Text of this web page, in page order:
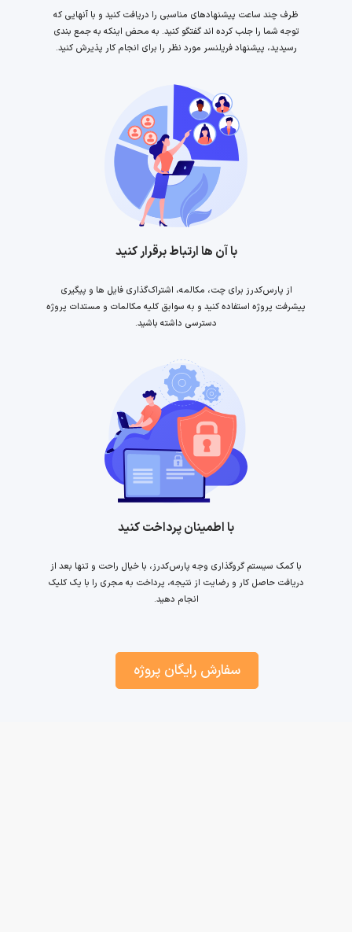
ظرف چند ساعت پیشنهادهای مناسبی را دریافت کنید و با آنهایی که
توجه شما را جلب کرده اند گفتگو کنید. به محض اینکه به جمع بندی
رسیدید، پیشنهاد فریلنسر مورد نظر را برای انجام کار پذیرش کنید.
با آن ها ارتباط برقرار کنید
از پارس‌کدرز برای چت، مکالمه، اشتراک‌گذاری فایل ها و پیگیری
پیشرفت پروژه استفاده کنید و به سوابق کلیه مکالمات و مستدات پروژه
دسترسی داشته باشید.
با اطمینان پرداخت کنید
با کمک سیستم گروگذاری وجه پارس‌کدرز، با خیال راحت و تنها بعد از
دریافت حاصل کار و رضایت از نتیجه، پرداخت به مجری را با یک کلیک
انجام دهید.
سفارش رایگان پروژه